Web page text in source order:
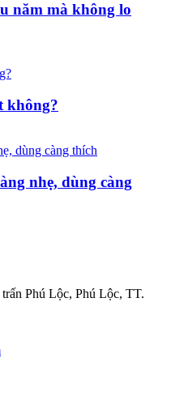
năm mà không lo
không?
nhẹ, dùng càng
Phú Lộc, Phú Lộc, TT.